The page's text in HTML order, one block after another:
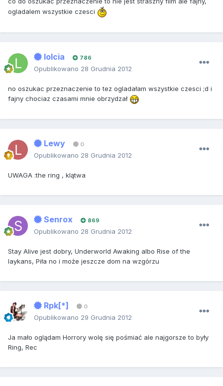
ogladalem wszystkie czesci
lolcia 786
Opublikowano 28 Grudnia 2012
no oszukac przeznaczenie to tez ogladałam wszystkie czesci ;d i
fajny chociaz czasami mnie obrzydzał
Lewy 0
Opublikowano 28 Grudnia 2012
UWAGA :the ring , klątwa
Senrox 869
Opublikowano 28 Grudnia 2012
Stay Alive jest dobry, Underworld Awaking albo Rise of the
laykans, Piła no i może jeszcze dom na wzgórzu
Rpk[*] 0
Opublikowano 29 Grudnia 2012
Ja mało oglądam Horrory wolę się pośmiać ale najgorsze to były
Ring, Rec